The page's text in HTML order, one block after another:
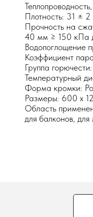
Плотность: 31 ±
Прочность на
40 мм ≥ 150 кПа
Водопоглощение
Коэффициент
Группа
Температурный
Форма кромки:
Размеры: 600 х
Область
для балконов, для